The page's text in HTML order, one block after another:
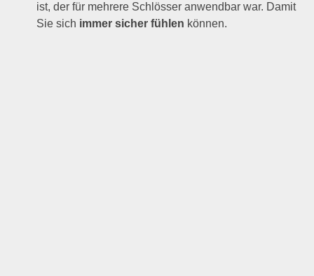
ist, der für mehrere Schlösser anwendbar war. Damit
Sie sich immer sicher fühlen können.